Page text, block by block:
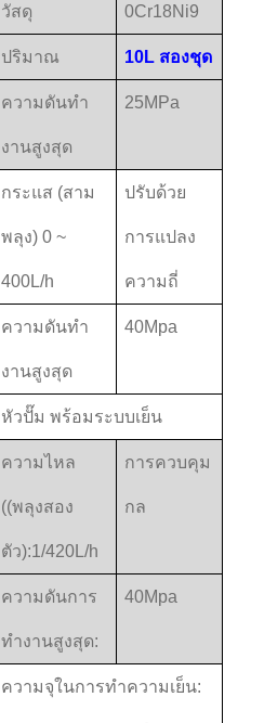
วัสดุ 0Cr18Ni9
ปริมาณ 10L สองชุด
ความดันทํา
งานสูงสุด
25MPa
กระแส (สาม
พลุง) 0 ~
400L/h
ปรับด้วย
การแปลง
ความถี่
ความดันทํา
งานสูงสุด
40Mpa
หัวปั๊ม พร้อมระบบเย็น
ความไหล
((พลุงสอง
ตัว):1/420L/h
การควบคุม
กล
ความดันการ
ทํางานสูงสุด:
40Mpa
ความจุในการทําความเย็น: